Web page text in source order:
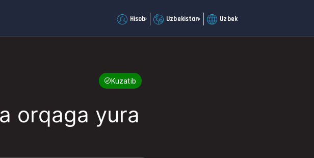
Hisob Uzbekistan Uzbek
Kuzatib boring
orqaga yura